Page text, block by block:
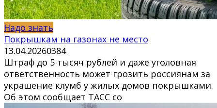
Надо знать
Покрышкам на газонах не место
13.04.20260384
Штраф до 5 тысяч рублей и даже уголовная
ответственность может грозить россиянам за
украшение клумб у жилых домов покрышками.
Об этом сообщает ТАСС со